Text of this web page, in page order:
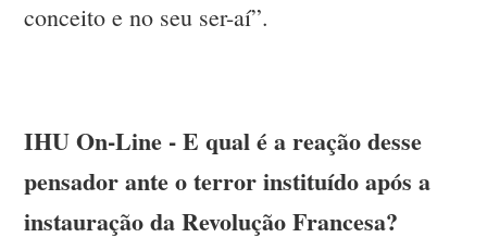
conceito e no seu ser-aí”.
IHU On-Line - E qual é a reação desse
pensador ante o terror instituído após a
instauração da Revolução Francesa?